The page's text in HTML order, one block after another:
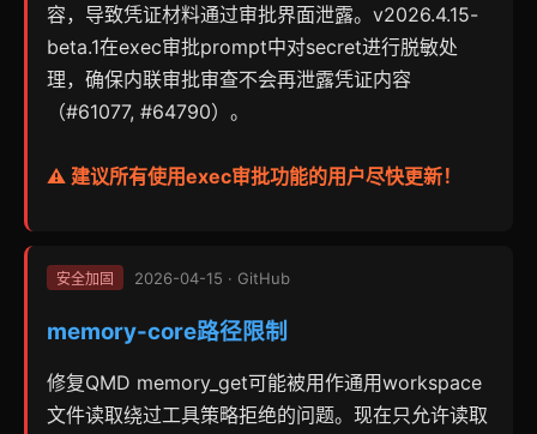
容，导致凭证材料通过审批界面泄露。v2026.4.15-
beta.1在exec审批prompt中对secret进行脱敏处
理，确保内联审批审查不会再泄露凭证内容
（#61077, #64790）。
⚠️ 建议所有使用exec审批功能的用户尽快更新！
安全加固 2026-04-15 · GitHub
memory-core路径限制
修复QMD memory_get可能被用作通用workspace
文件读取绕过工具策略拒绝的问题。现在只允许读取